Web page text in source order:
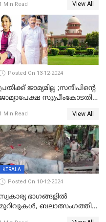
1 Min Read View All
Posted On 13-12-2024
ജാമ്യമില്ല ;സന്ദീപിന്റെ
സുപ്രീംകോടതി
1 Min Read View All
KERALA
Posted On 10-12-2024
ഭാഗങ്ങളിൽ
ബലാത്സംഗത്തിന്